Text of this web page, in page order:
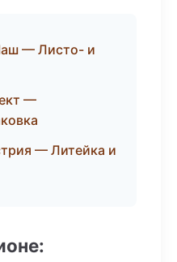
— Листо- и
—
— Литейка и